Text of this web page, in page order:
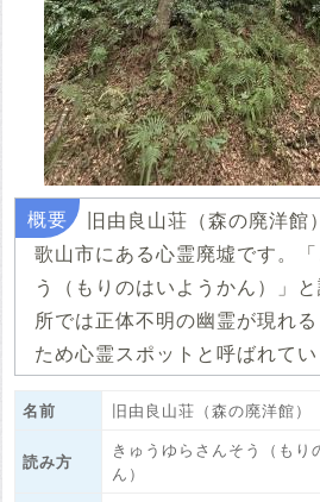
旧由良山荘（森の廃洋館
歌山市にある心霊廃墟です。
う（もりのはいようかん）」
所では正体不明の幽霊が現れ
ため心霊スポットと呼ばれてい
名前 旧由良山荘（森の廃洋館）
読み方
きゅうゆらさんそう（もり
ん）